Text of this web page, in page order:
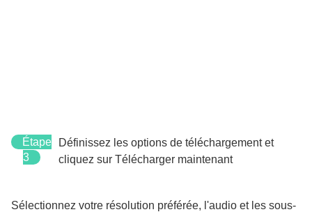
Étape
3
Définissez les options de téléchargement et
cliquez sur Télécharger maintenant
Sélectionnez votre résolution préférée, l'audio et les sous-